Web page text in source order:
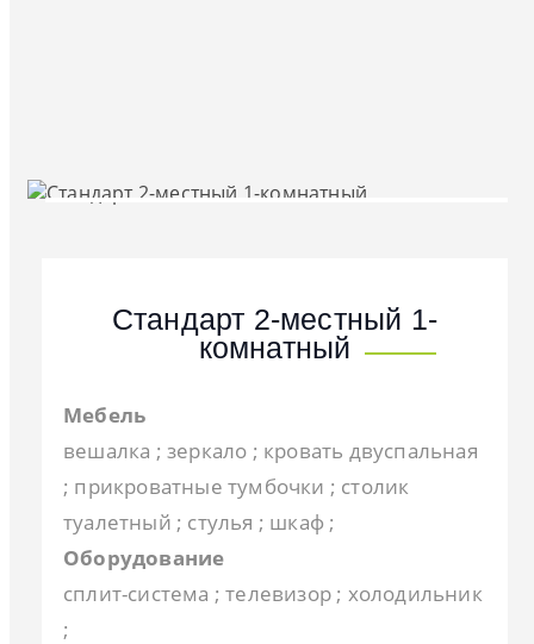
Стандарт 2-местный 1-
комнатный
Мебель
вешалка ; зеркало ; кровать двуспальная
; прикроватные тумбочки ; столик
туалетный ; стулья ; шкаф ;
Оборудование
сплит-система ; телевизор ; холодильник
;